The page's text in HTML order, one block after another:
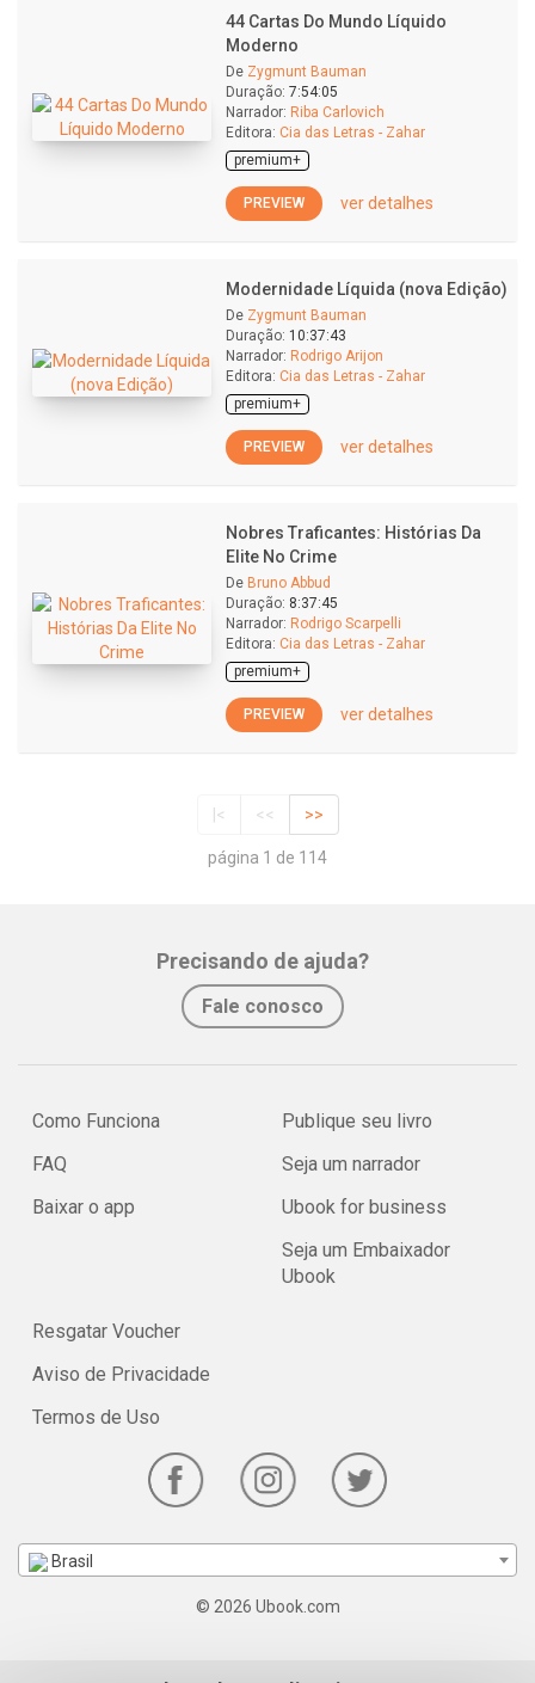
44 Cartas Do Mundo Líquido
Moderno
De Zygmunt Bauman
Duração: 7:54:05
Narrador: Riba Carlovich
Editora: Cia das Letras - Zahar
premium+
PREVIEW ver detalhes
Modernidade Líquida (nova Edição)
De Zygmunt Bauman
Duração: 10:37:43
Narrador: Rodrigo Arijon
Editora: Cia das Letras - Zahar
premium+
PREVIEW ver detalhes
Nobres Traficantes: Histórias Da
Elite No Crime
De Bruno Abbud
Duração: 8:37:45
Narrador: Rodrigo Scarpelli
Editora: Cia das Letras - Zahar
premium+
PREVIEW ver detalhes
|< << >>
página 1 de 114
Precisando de ajuda?
Fale conosco
Como Funciona
FAQ
Baixar o app
Publique seu livro
Seja um narrador
Ubook for business
Seja um Embaixador
Ubook
Resgatar Voucher
Aviso de Privacidade
Termos de Uso
Brasil
© 2026 Ubook.com